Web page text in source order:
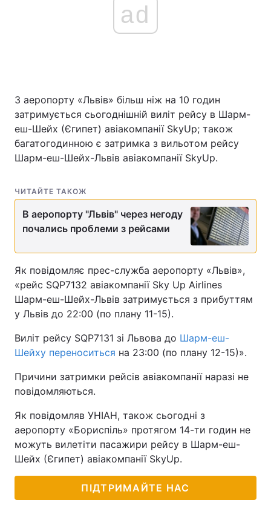
ad
З аеропорту «Львів» більш ніж на 10 годин
затримується сьогоднішній виліт рейсу в Шарм-
еш-Шейх (Єгипет) авіакомпанії SkyUp; також
багатогодинною є затримка з вильотом рейсу
Шарм-еш-Шейх-Львів авіакомпанії SkyUp.
ЧИТАЙТЕ ТАКОЖ
В аеропорту "Львів" через негоду
почались проблеми з рейсами
Як повідомляє прес-служба аеропорту «Львів»,
«рейс SQP7132 авіакомпанії Sky Up Airlines
Шарм-еш-Шейх-Львів затримується з прибуттям
у Львів до 22:00 (по плану 11-15).
Виліт рейсу SQP7131 зі Львова до Шарм-еш-
Шейху переноситься на 23:00 (по плану 12-15)».
Причини затримки рейсів авіакомпанії наразі не
повідомляються.
Як повідомляв УНІАН, також сьогодні з
аеропорту «Бориспіль» протягом 14-ти годин не
можуть вилетіти пасажири рейсу в Шарм-еш-
Шейх (Єгипет) авіакомпанії SkyUp.
ПІДТРИМАЙТЕ НАС